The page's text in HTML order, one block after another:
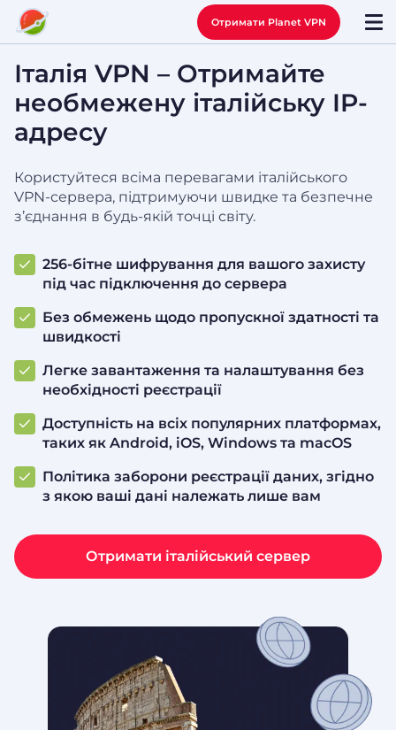
Отримати Planet VPN
Італія VPN – Отримайте
необмежену італійську IP-
адресу
Користуйтеся всіма перевагами італійського
VPN-сервера, підтримуючи швидке та безпечне
з’єднання в будь-якій точці світу.
256-бітне шифрування для вашого захисту
під час підключення до сервера
Без обмежень щодо пропускної здатності та
швидкості
Легке завантаження та налаштування без
необхідності реєстрації
Доступність на всіх популярних платформах,
таких як Android, iOS, Windows та macOS
Політика заборони реєстрації даних, згідно
з якою ваші дані належать лише вам
Отримати італійський сервер